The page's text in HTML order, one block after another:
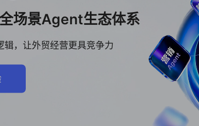
场景Agent生态体系
辑，让外贸经营更具竞争力